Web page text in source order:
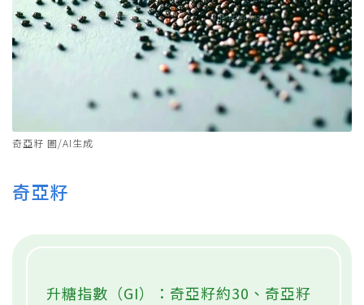
奇亞籽 圖/AI生成
奇亞籽
升糖指數（GI）：奇亞籽約30、奇亞籽